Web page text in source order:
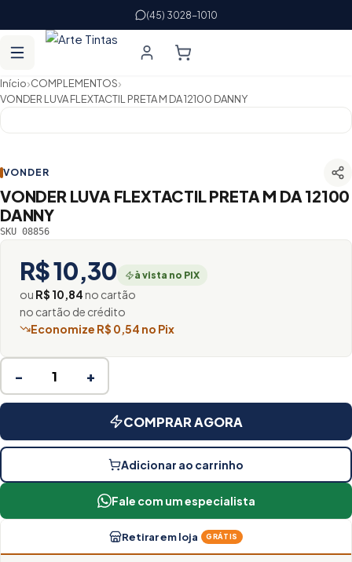
(45) 3028-1010
Início›COMPLEMENTOS›
VONDER LUVA FLEXTACTIL PRETA M DA 12100 DANNY
VONDER
VONDER LUVA FLEXTACTIL PRETA M DA 12100
DANNY
SKU 08856
R$ 10,30 à vista no PIX
ou R$ 10,84no cartão
no cartão de crédito
Economize R$ 0,54 no Pix
− +
COMPRAR AGORA
Adicionar ao carrinho
Fale com um especialista
Retirar em loja GRÁTIS